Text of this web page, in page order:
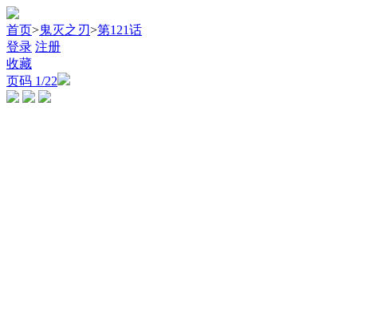
首页>鬼灭之刃>第121话
登录 注册
收藏
页码 1/22